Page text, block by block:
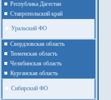
Республика Дагестан
Ставропольский край
Уральский ФО
Cвердловская область
Тюменская область
Челябинская область
Курганская область
Сибирский ФО